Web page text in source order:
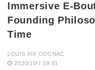
Immersive E-
Founding
Time
LOUIS XIII COGNAC
2020/10/7 09:01